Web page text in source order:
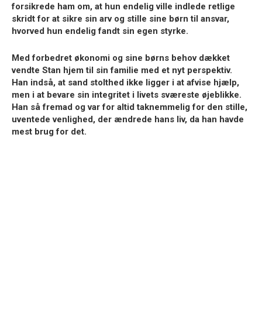
forsikrede ham om, at hun endelig ville indlede retlige
skridt for at sikre sin arv og stille sine børn til ansvar,
hvorved hun endelig fandt sin egen styrke.
Med forbedret økonomi og sine børns behov dækket
vendte Stan hjem til sin familie med et nyt perspektiv.
Han indså, at sand stolthed ikke ligger i at afvise hjælp,
men i at bevare sin integritet i livets sværeste øjeblikke.
Han så fremad og var for altid taknemmelig for den stille,
uventede venlighed, der ændrede hans liv, da han havde
mest brug for det.